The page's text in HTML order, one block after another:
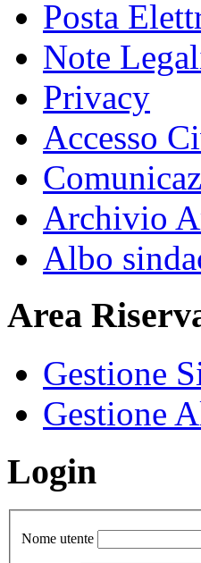
Posta
Note
Privacy
Accesso
Archivio
Albo
Area
Gestione
Gestione
Login
Nome utente